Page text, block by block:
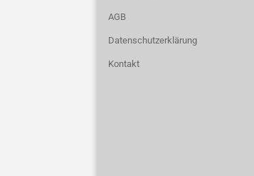
AGB
Datenschutzerklärung
Kontakt